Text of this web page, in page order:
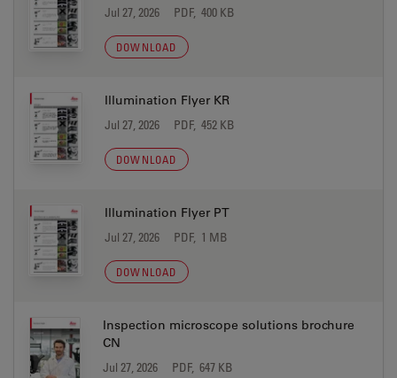
Jul 27, 2026 PDF, 400 KB
DOWNLOAD
Illumination Flyer KR
Jul 27, 2026 PDF, 452 KB
DOWNLOAD
Illumination Flyer PT
Jul 27, 2026 PDF, 1 MB
DOWNLOAD
Inspection microscope solutions brochure
CN
Jul 27, 2026 PDF, 647 KB